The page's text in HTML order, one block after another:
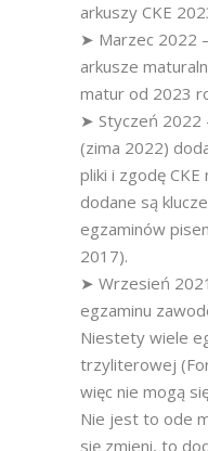
arkuszy CKE
➤ Marzec 2022
arkusze
matur od 2023
➤ Styczeń 2022
(zima 2022)
pliki i zgodę CKE
dodane są
egzaminów
2017).
➤ Wrzesień
egzaminu
Niestety wiele
trzyliterowej
więc nie mogą
Nie jest to ode
się zmieni, to